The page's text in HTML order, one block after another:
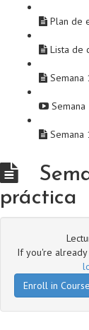
Plan de
Lista de
Semana
Semana
Semana
práctica
If you're
Enroll in